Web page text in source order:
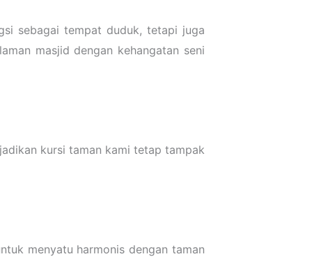
sebagai tempat duduk, tetapi juga
masjid dengan kehangatan seni
kursi taman kami tetap tampak
menyatu harmonis dengan taman